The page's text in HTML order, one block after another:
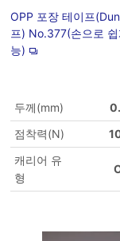
OPP 포장 테이프
프) No.377(손으로
능)
두께(mm)
점착력(N)
캐리어 유
형